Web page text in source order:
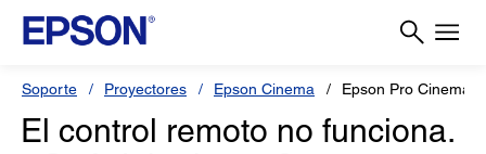
Soporte Proyectores Epson Cinema Epson Pro Cinema
El control remoto no funciona.